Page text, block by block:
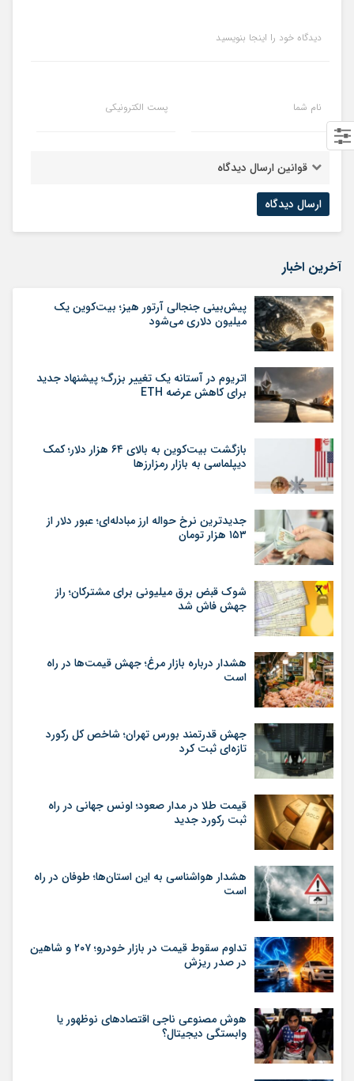
دیدگاه خود را اینجا بنویسید
نام شما پست الکترونیکی
قوانین ارسال دیدگاه
آخرین اخبار
پیش‌بینی جنجالی آرتور هیز؛ بیت‌کوین یک
میلیون دلاری می‌شود
اتریوم در آستانه یک تغییر بزرگ؛ پیشنهاد جدید
برای کاهش عرضه ETH
بازگشت بیت‌کوین به بالای ۶۴ هزار دلار؛ کمک
دیپلماسی به بازار رمزارزها
جدیدترین نرخ حواله ارز مبادله‌ای؛ عبور دلار از
۱۵۳ هزار تومان
شوک قبض برق میلیونی برای مشترکان؛ راز
جهش فاش شد
هشدار درباره بازار مرغ؛ جهش قیمت‌ها در راه
است
جهش قدرتمند بورس تهران؛ شاخص کل رکورد
تازه‌ای ثبت کرد
قیمت طلا در مدار صعود؛ اونس جهانی در راه
ثبت رکورد جدید
هشدار هواشناسی به این استان‌ها؛ طوفان در راه
است
تداوم سقوط قیمت در بازار خودرو؛ ۲۰۷ و شاهین
در صدر ریزش
هوش مصنوعی ناجی اقتصادهای نوظهور یا
وابستگی دیجیتال؟